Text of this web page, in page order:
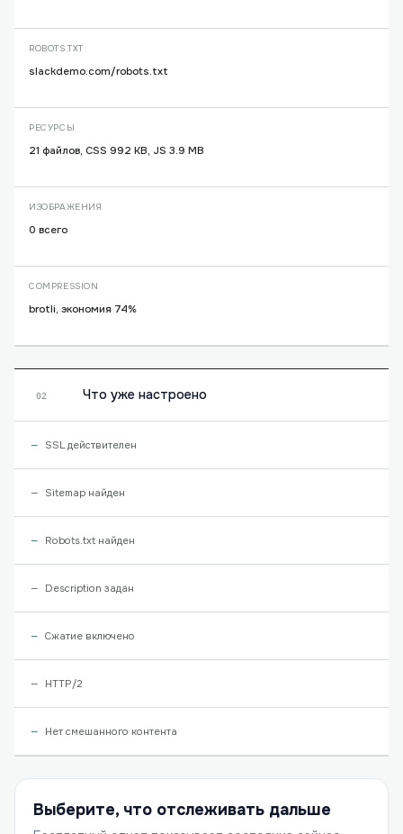
ROBOTS.TXT
slackdemo.com/robots.txt
РЕСУРСЫ
21 файлов, CSS 992 KB, JS 3.9 MB
ИЗОБРАЖЕНИЯ
0 всего
COMPRESSION
brotli, экономия 74%
02 Что уже настроено
SSL действителен
Sitemap найден
Robots.txt найден
Description задан
Сжатие включено
HTTP/2
Нет смешанного контента
Выберите, что отслеживать дальше